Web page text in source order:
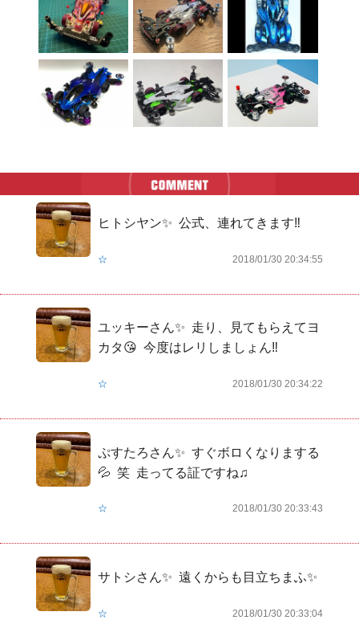
ヒトシヤン✨  公式、連れてきます‼️
☆ 2018/01/30 20:34:55
ユッキーさん✨  走り、見てもらえてヨ
カタ😘  今度はレリしましょん‼️
☆ 2018/01/30 20:34:22
ぷすたろさん✨  すぐボロくなりまする
💦  笑  走ってる証ですね♫
☆ 2018/01/30 20:33:43
サトシさん✨  遠くからも目立ちまふ✨
☆ 2018/01/30 20:33:04